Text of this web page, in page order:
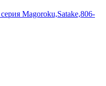
Magoroku,Satake,806-